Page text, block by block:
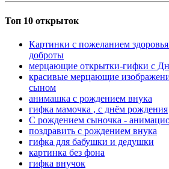
Топ 10 открыток
Картинки с пожеланием
доброты
мерцающие открытки-гифки с
красивые мерцающие
сыном
анимашка с рождением внука
гифка мамочка , с днём рождения
С рождением сыночка -
поздравить с рождением внука
гифка для бабушки и дедушки
картинка без фона
гифка внучок